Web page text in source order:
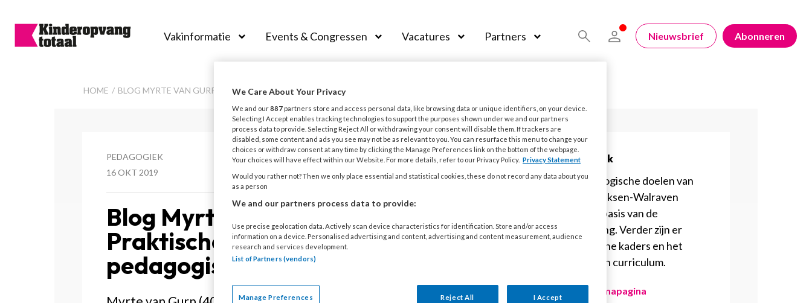
Kinderopvangtotaal
Vakinformatie Events & Congressen Vacatures Partners Nieuwsbrief Abonneren
HOME BLOG MYRTE VAN GURP - PRAKTISCHE TIPS VOOR PEDAGOGISCH PROFESSIONALS
PEDAGOGIEK
16 OKT 2019
Opslaan Reacties 1 Delen
Blog Myrte van Gurp –
Praktische tips voor
pedagogisch professionals
Pedagogiek
De 4 pedagogische doelen van
Marianne Riksen-Walraven
vormen de basis van de
kinderopvang. Verder zijn er
Pedagogische kaders en het
Pedagogisch curriculum.
Naar de themapagina
We Care About Your Privacy
We and our887 partners store and access personal data, like browsing data or unique identifiers, on your device.
Selecting I Accept enables tracking technologies to support the purposes shown under we and our partners
process data to provide. Selecting Reject All or withdrawing your consent will disable them. If trackers are
disabled, some content and ads you see may not be as relevant to you. You can resurface this menu to change your
choices or withdraw consent at any time by clicking the Manage Preferences link on the bottom of the webpage.
Your choices will have effect within our Website. For more details, refer to our Privacy Policy. Privacy Statement
Would you rather not? Then we only place essential and statistical cookies, these do not record any data about you
as a person
We and our partners process data to provide:
Use precise geolocation data. Actively scan device characteristics for identification. Store and/or access
information on a device. Personalised advertising and content, advertising and content measurement, audience
research and services development.
List of Partners (vendors)
Manage Preferences Reject All I Accept